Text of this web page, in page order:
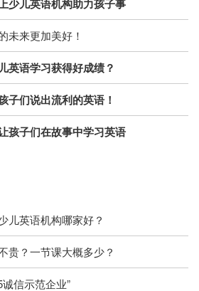
少儿英语机构助力孩子事
未来更加美好！
英语学习获得好成绩？
子们说出流利的英语！
孩子们在故事中学习英语
儿英语机构哪家好？
贵？一节课大概多少？
诚信示范企业”